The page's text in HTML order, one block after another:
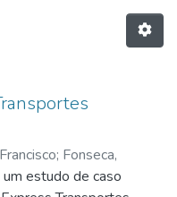
; Fonseca,
estudo de caso